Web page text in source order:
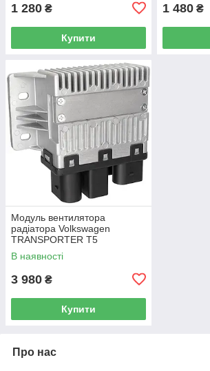
1 280 ₴
Купити
1 480 ₴
Модуль вентилятора
радіатора Volkswagen
TRANSPORTER T5
Фургон 03-15 7H0919506D
В наявності
3 980 ₴
Купити
Про нас